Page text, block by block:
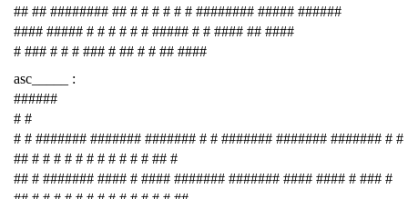
## ## ######## ## # # # # # # ######## ##### ######
#### ##### # # # # # # ##### # # #### ## ####
# ### # # # ### # ## # # ## ####
asc_____ :
######
# #
# # ####### ####### ####### # # ####### ####### ####### # #
## # # # # # # # # # # # ## #
## # ####### #### # #### ####### ####### #### #### # ### #